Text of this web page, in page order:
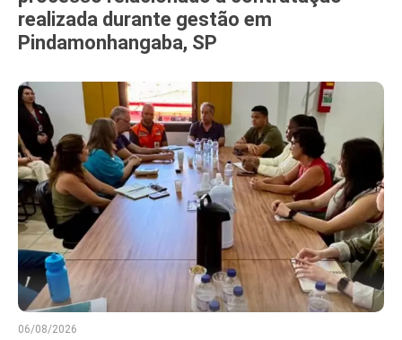
realizada durante gestão em
Pindamonhangaba, SP
06/08/2026